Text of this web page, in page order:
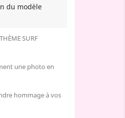
du modèle
SURF
une photo en
hommage à vos